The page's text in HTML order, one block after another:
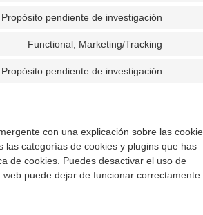
Propósito pendiente de investigación
Functional, Marketing/Tracking
Propósito pendiente de investigación
con una explicación sobre las
las categorías de cookies y plugins que has
de cookies. Puedes desactivar el uso de
puede dejar de funcionar correctamente.